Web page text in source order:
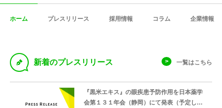
ホーム プレスリリース 採用情報 コラム 企業情報
D 新着のプレスリリース 一覧はこちら
『黒米エキス』の眼疾患予防作用を日本薬学
会第１３１年会（静岡）にて発表（予定して